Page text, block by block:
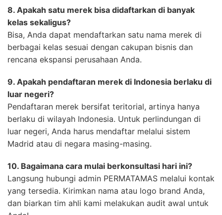
8. Apakah satu merek bisa didaftarkan di banyak
kelas sekaligus?
Bisa, Anda dapat mendaftarkan satu nama merek di
berbagai kelas sesuai dengan cakupan bisnis dan
rencana ekspansi perusahaan Anda.
9. Apakah pendaftaran merek di Indonesia berlaku di
luar negeri?
Pendaftaran merek bersifat teritorial, artinya hanya
berlaku di wilayah Indonesia. Untuk perlindungan di
luar negeri, Anda harus mendaftar melalui sistem
Madrid atau di negara masing-masing.
10. Bagaimana cara mulai berkonsultasi hari ini?
Langsung hubungi admin PERMATAMAS melalui kontak
yang tersedia. Kirimkan nama atau logo brand Anda,
dan biarkan tim ahli kami melakukan audit awal untuk